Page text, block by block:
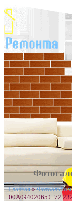
Главная»Фотоальбом